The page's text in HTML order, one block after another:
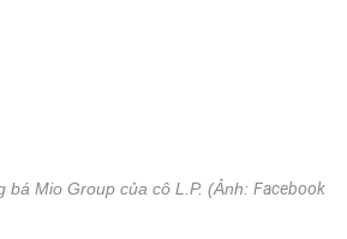
bá Mio Group của cô L.P. (Ảnh: Facebook